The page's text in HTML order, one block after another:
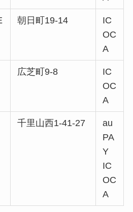
朝日町19-14
IC
OC
A
広芝町9-8
IC
OC
A
千里山西1-41-27
au
PA
Y
IC
OC
A